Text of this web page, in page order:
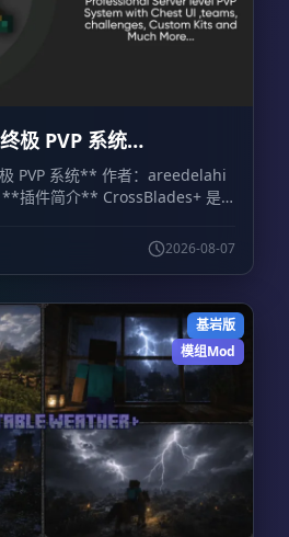
极 PVP 系统
PVP System
作者：areedelahi
以通过可视化箱子界面挑战好友、
单挑或最多 5v5 的团队决
理员只需设置竞技场位置，插件
、传送、地图重置和战后物品恢
装，不需要记忆复杂命令。 -
用命令获得菜单物品，可快速打
和团队菜单。 - **公平排队与
1v1，也支持 2v2、3v3、4v4 和
要求后，系统会自动完成匹配并
- **多竞技场与自动重置：** 每
竞技场，让多场决斗同时进行。
恢复竞技场地形，重置范围上限
2026-08-07
基岩版
模组Mod